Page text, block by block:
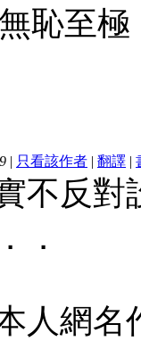
恥至極
| 只看該作者 | 翻譯 |
不反對
．
人網名